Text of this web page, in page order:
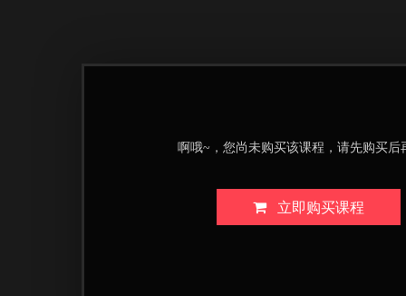
啊哦~，您尚未购买该课程，请先购买后
立即购买课程